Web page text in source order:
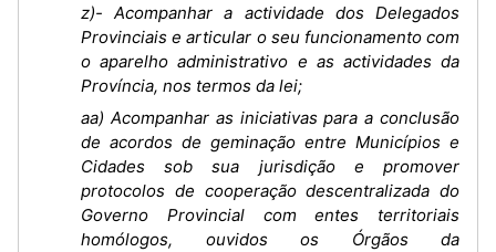
z)- Acompanhar a actividade dos Delegados
Provinciais e articular o seu funcionamento com
o aparelho administrativo e as actividades da
Província, nos termos da lei;
aa) Acompanhar as iniciativas para a conclusão
de acordos de geminação entre Municípios e
Cidades sob sua jurisdição e promover
protocolos de cooperação descentralizada do
Governo Provincial com entes territoriais
homólogos, ouvidos os Órgãos da